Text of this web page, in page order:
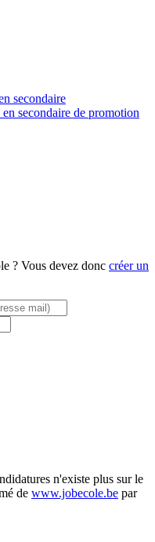
secondaire
secondaire de promotion
? Vous devez donc créer un
n'existe plus sur le
de www.jobecole.be par